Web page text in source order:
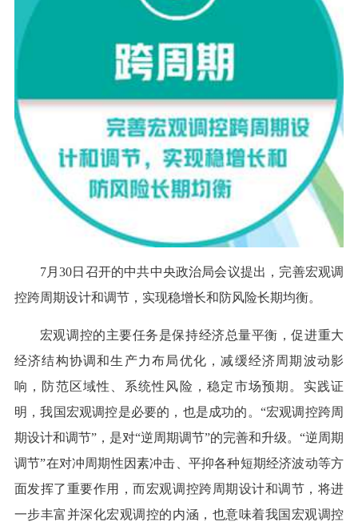
7月30日召开的中共中央政治局会议提出，完善宏观调
控跨周期设计和调节，实现稳增长和防风险长期均衡。
宏观调控的主要任务是保持经济总量平衡，促进重大
经济结构协调和生产力布局优化，减缓经济周期波动影
响，防范区域性、系统性风险，稳定市场预期。实践证
明，我国宏观调控是必要的，也是成功的。“宏观调控跨周
期设计和调节”，是对“逆周期调节”的完善和升级。“逆周期
调节”在对冲周期性因素冲击、平抑各种短期经济波动等方
面发挥了重要作用，而宏观调控跨周期设计和调节，将进
一步丰富并深化宏观调控的内涵，也意味着我国宏观调控